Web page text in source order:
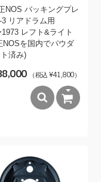
NOS バッキングプレ
3 リアドラム用
1973 レフト&ライト
を国内でパウダ
済み)
（税込 ¥41,800）